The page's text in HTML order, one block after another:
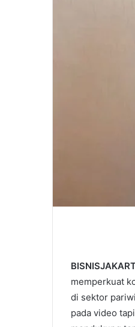
memperkuat
di sektor
pada video